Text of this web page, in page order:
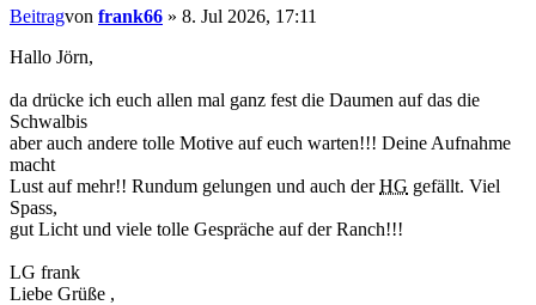
Beitragvon frank66 » 8. Jul 2026, 17:11
Hallo Jörn,
da drücke ich euch allen mal ganz fest die Daumen auf das die
Schwalbis
aber auch andere tolle Motive auf euch warten!!! Deine Aufnahme
macht
Lust auf mehr!! Rundum gelungen und auch derHG gefällt. Viel
Spass,
gut Licht und viele tolle Gespräche auf der Ranch!!!
LG frank
Liebe Grüße ,